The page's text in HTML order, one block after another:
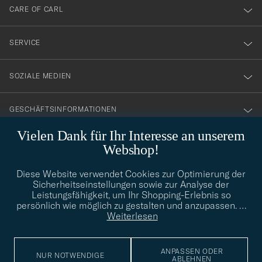
Vielen Dank für Ihr Interesse an unserem
Webshop!
Diese Website verwendet Cookies zur Optimierung der
Sicherheitseinstellungen sowie zur Analyse der
Leistungsfähigkeit, um Ihr Shopping-Erlebnis so
persönlich wie möglich zu gestalten und anzupassen. …
Weiterlesen
NUR NOTWENDIGE
ANPASSEN ODER
ABLEHNEN
till
vårt
nyhetsbrev!
CARE OF CARL
SERVICE
SOZIALE MEDIEN
GESCHÄFTSINFORMATIONEN
info@careofcarl.de
Benötigen Sie Hilfe bei der Suche nach Ihrem persönlichen Stil?
Wenden Sie sich an uns, wir helfen Ihnen gerne weiter!
STILBERATUNG